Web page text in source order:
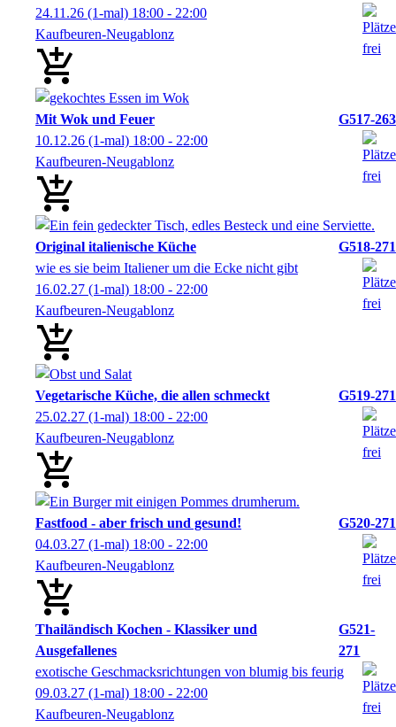
24.11.26 (1-mal) 18:00 - 22:00
Kaufbeuren-Neugablonz
Mit Wok und Feuer
G517-263
10.12.26 (1-mal) 18:00 - 22:00
Kaufbeuren-Neugablonz
Original italienische Küche
G518-271
wie es sie beim Italiener um die Ecke nicht gibt
16.02.27 (1-mal) 18:00 - 22:00
Kaufbeuren-Neugablonz
Vegetarische Küche, die allen schmeckt
G519-271
25.02.27 (1-mal) 18:00 - 22:00
Kaufbeuren-Neugablonz
Fastfood - aber frisch und gesund!
G520-271
04.03.27 (1-mal) 18:00 - 22:00
Kaufbeuren-Neugablonz
Thailändisch Kochen - Klassiker und
Ausgefallenes
G521-
271
exotische Geschmacksrichtungen von blumig bis feurig
09.03.27 (1-mal) 18:00 - 22:00
Kaufbeuren-Neugablonz